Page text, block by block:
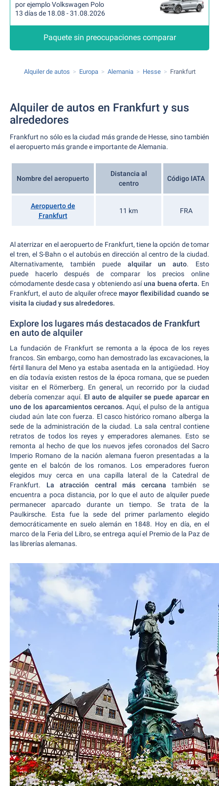
por ejemplo Volkswagen Polo
13 días de 18.08 - 31.08.2026
Paquete sin preocupaciones comparar
Alquiler de autos Europa Alemania Hesse Frankfurt
Alquiler de autos en Frankfurt y sus
alrededores
Frankfurt no sólo es la ciudad más grande de Hesse, sino también
el aeropuerto más grande e importante de Alemania.
Nombre del aeropuerto
Distancia al
centro
Código IATA
Aeropuerto de
Frankfurt
11 km FRA
Al aterrizar en el aeropuerto de Frankfurt, tiene la opción de tomar
el tren, el S-Bahn o el autobús en dirección al centro de la ciudad.
Alternativamente, también puede alquilar un auto. Esto
puede hacerlo después de comparar los precios online
cómodamente desde casa y obteniendo asíuna buena oferta. En
Frankfurt, el auto de alquiler ofrecemayor flexibilidad cuando se
visita la ciudad y sus alrededores.
Explore los lugares más destacados de Frankfurt
en auto de alquiler
La fundación de Frankfurt se remonta a la época de los reyes
francos. Sin embargo, como han demostrado las excavaciones, la
fértil llanura del Meno ya estaba asentada en la antigüedad. Hoy
en día todavía existen restos de la época romana, que se pueden
visitar en el Römerberg. En general, un recorrido por la ciudad
debería comenzar aquí. El auto de alquiler se puede aparcar en
uno de los aparcamientos cercanos. Aquí, el pulso de la antigua
ciudad aún late con fuerza. El casco histórico romano alberga la
sede de la administración de la ciudad. La sala central contiene
retratos de todos los reyes y emperadores alemanes. Esto se
remonta al hecho de que los nuevos jefes coronados del Sacro
Imperio Romano de la nación alemana fueron presentadas a la
gente en el balcón de los romanos. Los emperadores fueron
elegidos muy cerca en una capilla lateral de la Catedral de
Frankfurt.
La atracción central más cercanatambién se
encuentra a poca distancia, por lo que el auto de alquiler puede
permanecer aparcado durante un tiempo. Se trata de la
Paulkirsche. Esta fue la sede del primer parlamento elegido
democráticamente en suelo alemán en 1848. Hoy en día, en el
marco de la Feria del Libro, se entrega aquí el Premio de la Paz de
las librerías alemanas.